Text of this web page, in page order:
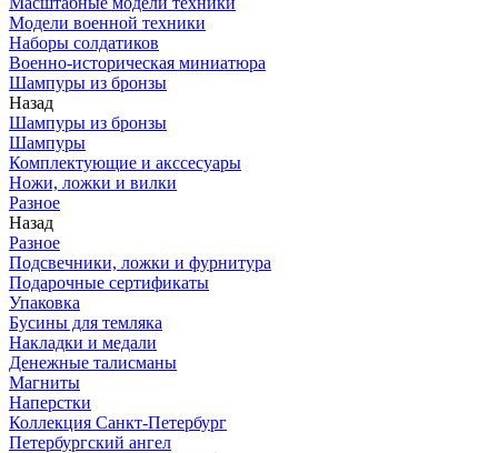
Модели военной техники
Наборы солдатиков
Военно-историческая миниатюра
Шампуры из бронзы
Назад
Шампуры из бронзы
Шампуры
Комплектующие и акссесуары
Ножи, ложки и вилки
Разное
Назад
Разное
Подсвечники, ложки и фурнитура
Подарочные сертификаты
Упаковка
Бусины для темляка
Накладки и медали
Денежные талисманы
Магниты
Наперстки
Коллекция Санкт-Петербург
Петербургский ангел